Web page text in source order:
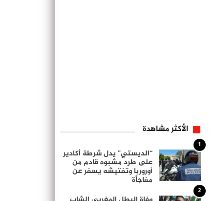
الأكثر مشاهدة
1
“الديستي” يدل شرطة أكادير
على طرد مشبوه قادم من
أوروربا وتفتيشه يسفر عن
مفاجأة
2